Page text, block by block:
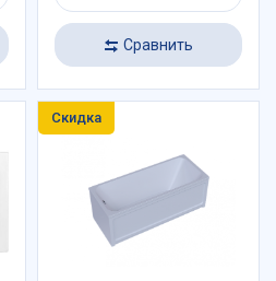
Сравнить
Скидка